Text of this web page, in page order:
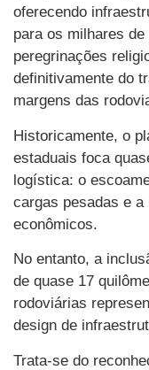
oferecendo
para os milhares
peregrinações
definitivamente do
margens das
Historicamente, o
estaduais foca
logística: o
cargas pesadas e a
econômicos.
No entanto, a
de quase 17
rodoviárias
design de
Trata-se do